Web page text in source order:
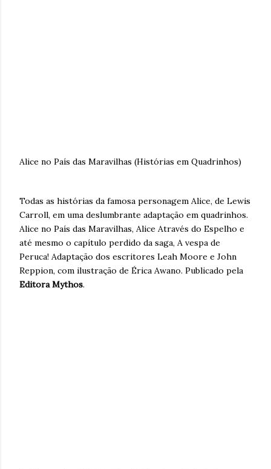
Alice no País das Maravilhas (Histórias em Quadrinhos)
Todas as histórias da famosa personagem Alice, de Lewis
Carroll, em uma deslumbrante adaptação em quadrinhos.
Alice no País das Maravilhas, Alice Através do Espelho e
até mesmo o capítulo perdido da saga, A vespa de
Peruca! Adaptação dos escritores Leah Moore e John
Reppion, com ilustração de Érica Awano. Publicado pela
Editora Mythos.